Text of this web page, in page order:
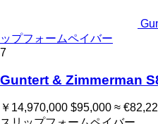
ップフォームペイバー
7
Guntert & Zimmerman
￥14,970,000 $95,000 ≈